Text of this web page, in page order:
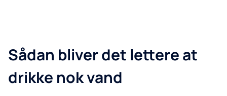
Sådan bliver det lettere at
drikke nok vand